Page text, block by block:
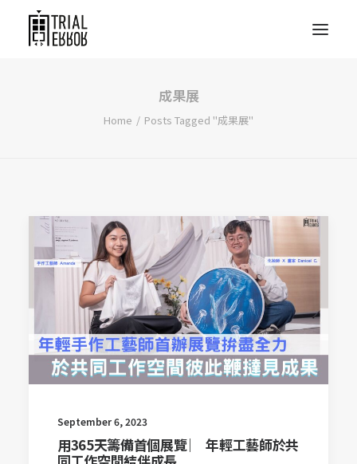
成果展
Home Posts Tagged "成果展"
September 6, 2023
用365天籌備首個展覽 ︳ 年輕工藝師於共